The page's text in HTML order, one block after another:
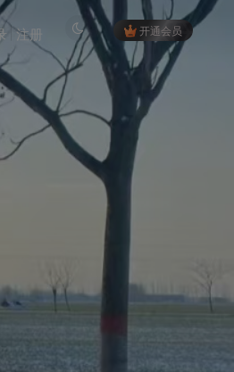
开通会员
注册